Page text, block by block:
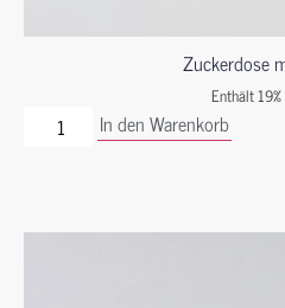
Zuckerdose
Enthält
In den Warenkorb